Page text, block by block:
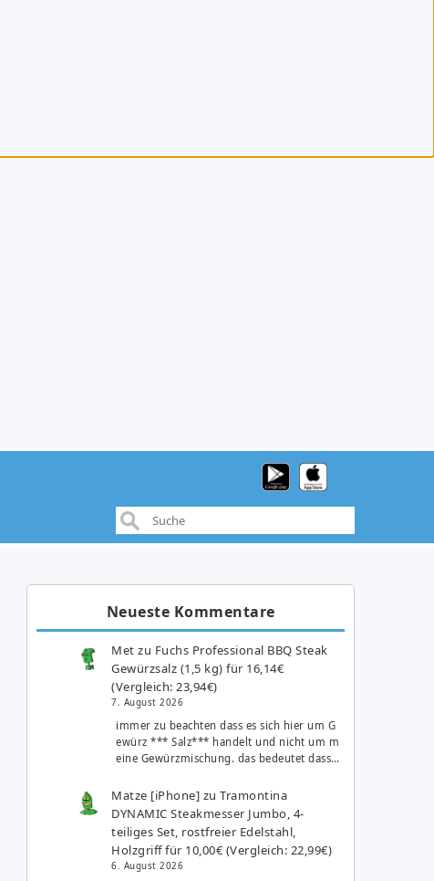
Neueste Kommentare
Met zu Fuchs Professional BBQ Steak
Gewürzsalz (1,5 kg) für 16,14€
(Vergleich: 23,94€)
7. August 2026
immer zu beachten dass es sich hier um G
ewürz *** Salz*** handelt und nicht um m
eine Gewürzmischung. das bedeutet dass…
Matze [iPhone] zuTramontina
DYNAMIC Steakmesser Jumbo, 4-
teiliges Set, rostfreier Edelstahl,
Holzgriff für 10,00€ (Vergleich: 22,99€)
6. August 2026